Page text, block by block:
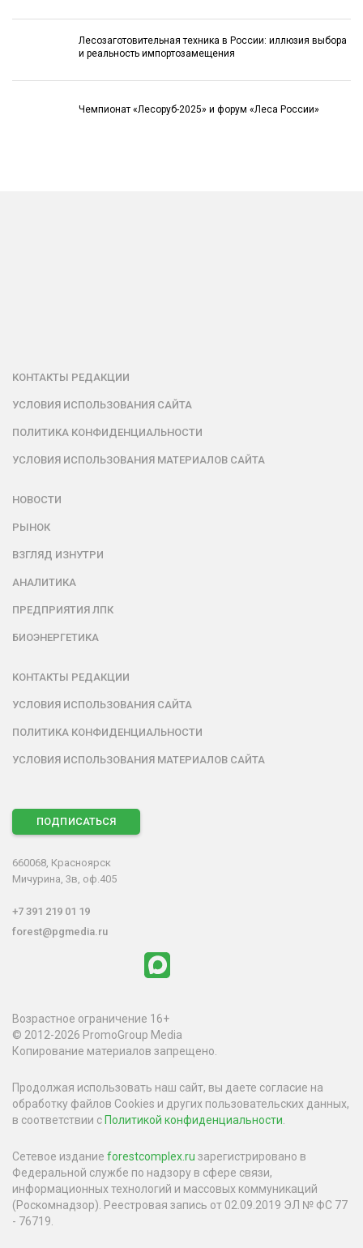
Лесозаготовительная техника в России: иллюзия выбора
и реальность импортозамещения
Чемпионат «Лесоруб-2025» и форум «Леса России»
КОНТАКТЫ РЕДАКЦИИ
УСЛОВИЯ ИСПОЛЬЗОВАНИЯ САЙТА
ПОЛИТИКА КОНФИДЕНЦИАЛЬНОСТИ
УСЛОВИЯ ИСПОЛЬЗОВАНИЯ МАТЕРИАЛОВ САЙТА
НОВОСТИ
РЫНОК
ВЗГЛЯД ИЗНУТРИ
АНАЛИТИКА
ПРЕДПРИЯТИЯ ЛПК
БИОЭНЕРГЕТИКА
КОНТАКТЫ РЕДАКЦИИ
УСЛОВИЯ ИСПОЛЬЗОВАНИЯ САЙТА
ПОЛИТИКА КОНФИДЕНЦИАЛЬНОСТИ
УСЛОВИЯ ИСПОЛЬЗОВАНИЯ МАТЕРИАЛОВ САЙТА
ПОДПИСАТЬСЯ
660068, Красноярск
Мичурина, 3в, оф.405
+7 391 219 01 19
forest@pgmedia.ru
Возрастное ограничение 16+
© 2012-2026 PromoGroup Media
Копирование материалов запрещено.
Продолжая использовать наш сайт, вы даете согласие на
обработку файлов Cookies и других пользовательских данных,
в соответствии с Политикой конфиденциальности
Сетевое издание forestcomplex.ru зарегистрировано в
Федеральной службе по надзору в сфере связи,
информационных технологий и массовых коммуникаций
(Роскомнадзор). Реестровая запись от 02.09.2019 ЭЛ № ФС 77
- 76719.